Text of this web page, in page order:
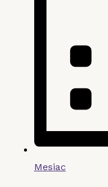
Mesiac